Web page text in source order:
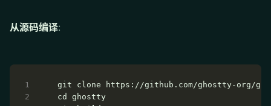
从源码编译: